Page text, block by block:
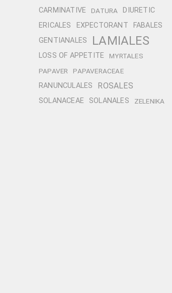
CARMINATIVE
DATURA
DIURETIC
ERICALES
EXPECTORANT
FABALES
GENTIANALES
LAMIALES
LOSS OF APPETITE
MYRTALES
PAPAVER
PAPAVERACEAE
RANUNCULALES ROSALES
SOLANACEAE SOLANALES ZELENIKA